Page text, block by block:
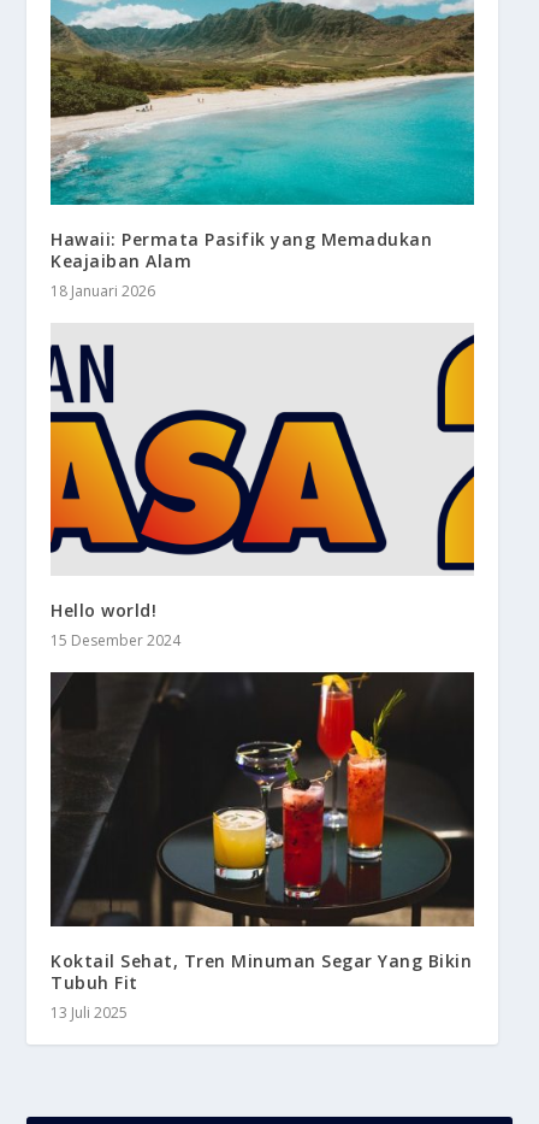
Hawaii: Permata Pasifik yang Memadukan
Keajaiban Alam
18 Januari 2026
Hello world!
15 Desember 2024
Koktail Sehat, Tren Minuman Segar Yang Bikin
Tubuh Fit
13 Juli 2025